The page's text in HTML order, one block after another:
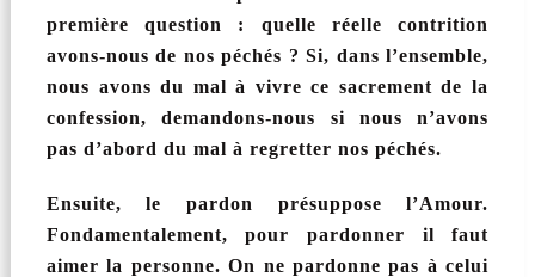
première question : quelle réelle contrition
avons-nous de nos péchés ? Si, dans l’ensemble,
nous avons du mal à vivre ce sacrement de la
confession, demandons-nous si nous n’avons
pas d’abord du mal à regretter nos péchés.
Ensuite, le pardon présuppose l’Amour.
Fondamentalement, pour pardonner il faut
aimer la personne. On ne pardonne pas à celui